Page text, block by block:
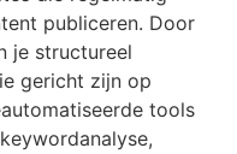
publiceren. Door
je structureel
gericht zijn op
tools